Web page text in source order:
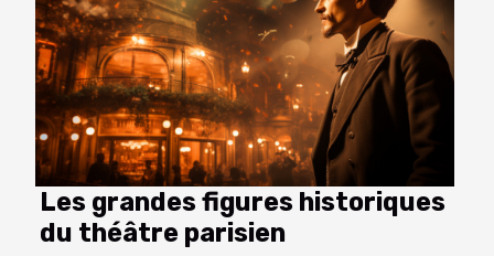
Les grandes figures historiques
du théâtre parisien